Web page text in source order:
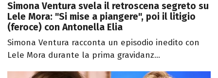
Simona Ventura svela il retroscena segreto su
Lele Mora: "Si mise a piangere", poi il litigio
(feroce) con Antonella Elia
Simona Ventura racconta un episodio inedito con
Lele Mora durante la prima gravidanz...